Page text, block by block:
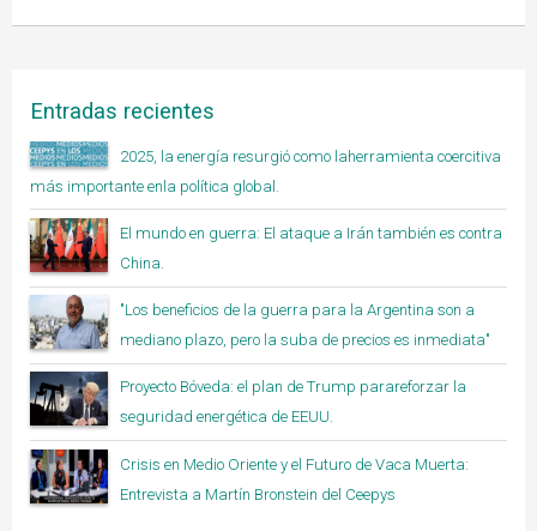
Entradas recientes
2025, la energía resurgió como laherramienta coercitiva
más importante enla política global.
El mundo en guerra: El ataque a Irán también es contra
China.
"Los beneficios de la guerra para la Argentina son a
mediano plazo, pero la suba de precios es inmediata"
Proyecto Bóveda: el plan de Trump parareforzar la
seguridad energética de EEUU.
Crisis en Medio Oriente y el Futuro de Vaca Muerta:
Entrevista a Martín Bronstein del Ceepys